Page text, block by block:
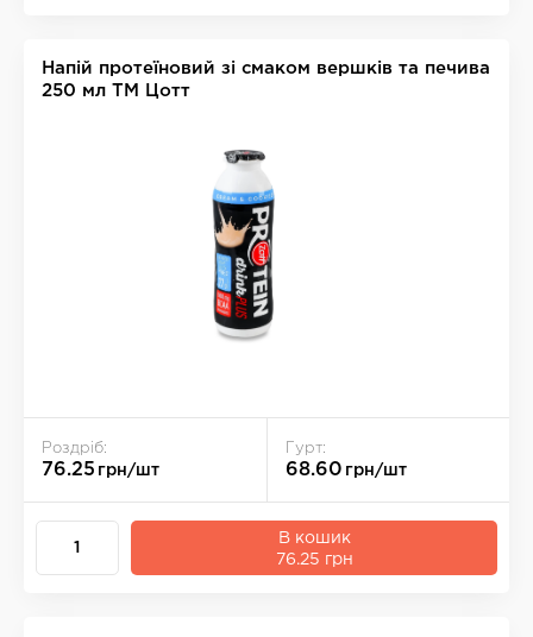
Напій протеїновий зі смаком вершків та печива
250 мл ТМ Цотт
Роздріб:
76.25 грн/шт
Гурт:
68.60 грн/шт
В кошик
76.25 грн